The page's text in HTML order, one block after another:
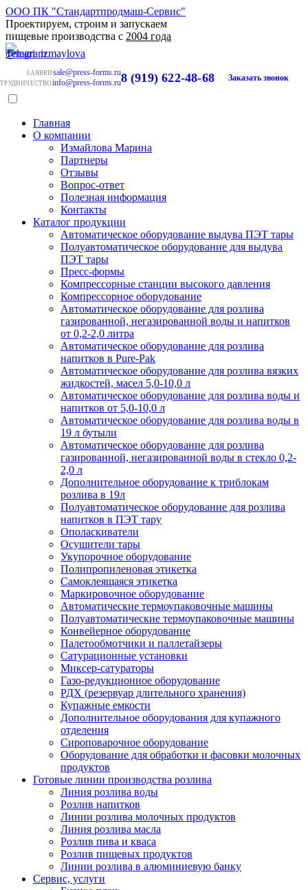
ООО ПК "Стандартпродмаш-Сервис"
Проектируем, строим и запускаем
пищевые производства с 2004 года
ЗАЯВКИ sale@press-forms.ru
info@press-forms.ru8 (919) 622-48-68 Заказать звонок
Главная
О компании
Измайлова Марина
Партнеры
Отзывы
Вопрос-ответ
Полезная информация
Контакты
Каталог продукции
Автоматическое оборудование выдува ПЭТ тары
Полуавтоматическое оборудование для выдува
ПЭТ тары
Пресс-формы
Компрессорные станции высокого давления
Компрессорное оборудование
Автоматическое оборудование для розлива
газированной, негазированной воды и напитков
от 0,2-2,0 литра
Автоматическое оборудование для розлива
напитков в Pure-Pak
Автоматическое оборудование для розлива вязких
жидкостей, масел 5,0-10,0 л
Автоматическое оборудование для розлива воды и
напитков от 5,0-10,0 л
Автоматическое оборудование для розлива воды в
19 л бутыли
Автоматическое оборудование для розлива
газированной, негазированной воды в стекло 0,2-
2,0 л
Дополнительное оборудование к триблокам
розлива в 19л
Полуавтоматическое оборудование для розлива
напитков в ПЭТ тару
Ополаскиватели
Осушители тары
Укупорочное оборудование
Полипропиленовая этикетка
Самоклеящаяся этикетка
Маркировочное оборудование
Автоматические термоупаковочные машины
Полуавтоматические термоупаковочные машины
Конвейерное оборудование
Палетообмотчики и паллетайзеры
Сатурационные установки
Миксер-сатураторы
Газо-редукционное оборудование
РДХ (резервуар длительного хранения)
Купажные емкости
Дополнительное оборудования для купажного
отделения
Сироповарочное оборудование
Оборудование для обработки и фасовки молочных
продуктов
Готовые линии производства розлива
Линия розлива воды
Розлив напитков
Линии розлива молочных продуктов
Линия розлива масла
Розлив пива и кваса
Розлив пищевых продуктов
Линии розлива в алюминиевую банку
Сервис, услуги